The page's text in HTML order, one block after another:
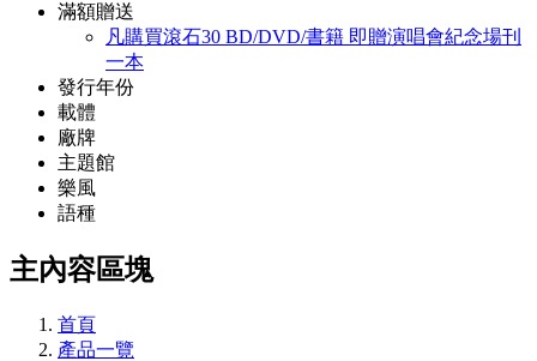
滿額贈送
凡購買滾石30 BD/DVD/書籍 即贈演唱會紀念場刊
一本
發行年份
載體
廠牌
主題館
樂風
語種
主內容區塊
首頁
產品一覽